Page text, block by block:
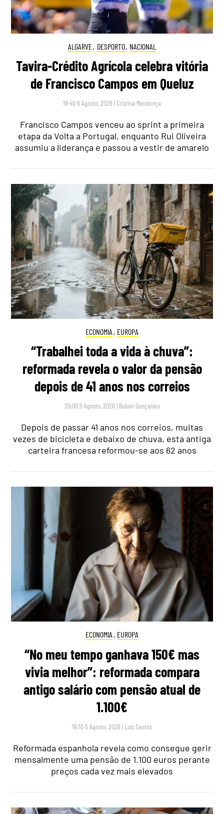
ALGARVE, DESPORTO, NACIONAL
Tavira-Crédito Agrícola celebra vitória
de Francisco Campos em Queluz
18:40 6 Agosto, 2026 | Cristina Mendonça
Francisco Campos venceu ao sprint a primeira
etapa da Volta a Portugal, enquanto Rui Oliveira
assumiu a liderança e passou a vestir de amarelo
ECONOMIA , EUROPA
“Trabalhei toda a vida à chuva”:
reformada revela o valor da pensão
depois de 41 anos nos correios
20:00 5 Agosto, 2026 | Rubén Gonçalves
Depois de passar 41 anos nos correios, muitas
vezes de bicicleta e debaixo de chuva, esta antiga
carteira francesa reformou-se aos 62 anos
ECONOMIA , EUROPA
“No meu tempo ganhava 150€ mas
vivia melhor”: reformada compara
antigo salário com pensão atual de
1.100€
16:10 5 Agosto, 2026 | Luís Santos
Reformada espanhola revela como consegue gerir
mensalmente uma pensão de 1.100 euros perante
preços cada vez mais elevados